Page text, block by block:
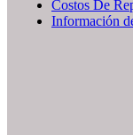
Costos De
Información